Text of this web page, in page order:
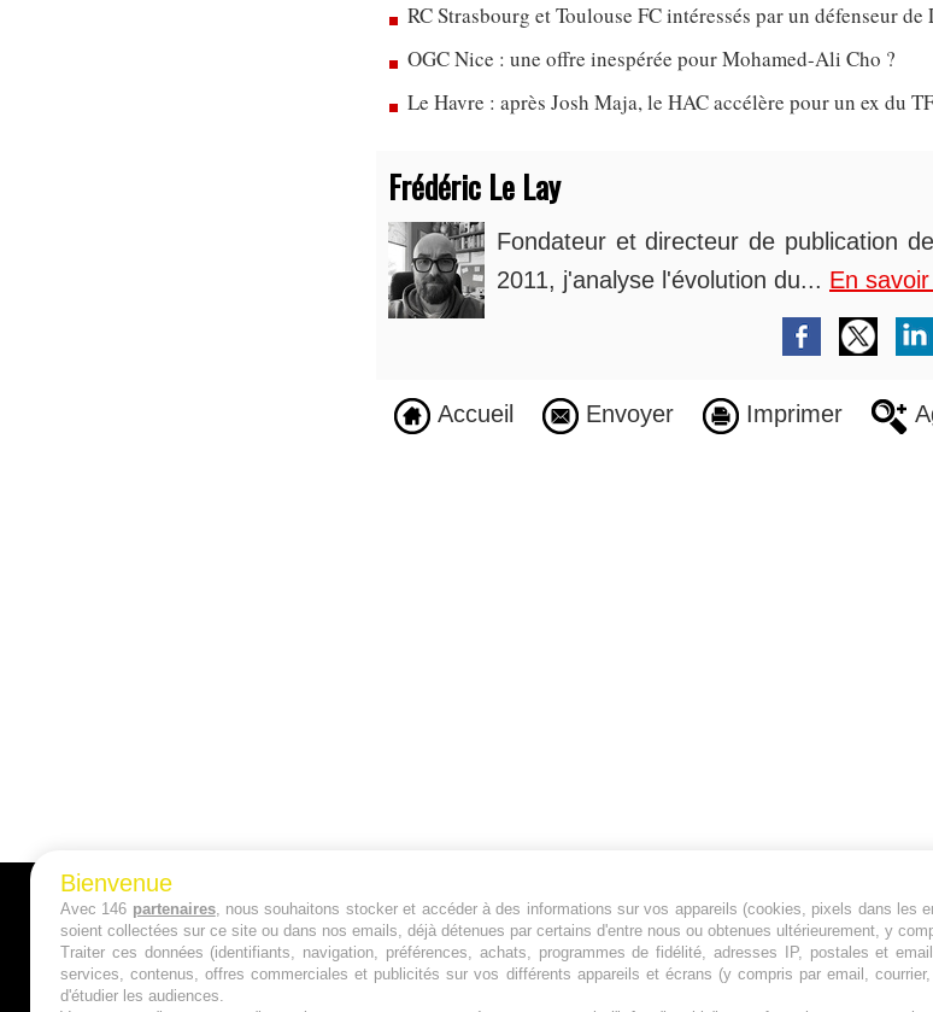
RC Strasbourg et Toulouse FC intéressés par un défenseur
OGC Nice : une offre inespérée pour Mohamed-Ali Cho ?
Le Havre : après Josh Maja, le HAC accélère pour un ex du
Frédéric Le Lay
Fondateur et directeur de publication
2011, j'analyse l'évolution du... En
Accueil Envoyer Imprimer
A PROPOS
Qui sommes nous ?
Jeunesfooteux est un média
principalement de l'actualité de
des grosses actualités de la
Bienvenue
Avec 146 partenaires, nous souhaitons stocker et accéder à des informations sur vos appareils (cookies, pixels dans les
soient collectées sur ce site ou dans nos emails, déjà détenues par certains d'entre nous ou obtenues ultérieurement, y
Traiter ces données (identifiants, navigation, préférences, achats, programmes de fidélité, adresses IP, postales et
services, contenus, offres commerciales et publicités sur vos différents appareils et écrans (y compris par email,
d'étudier les audiences.